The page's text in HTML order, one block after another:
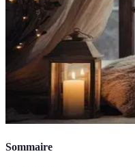
Sommaire